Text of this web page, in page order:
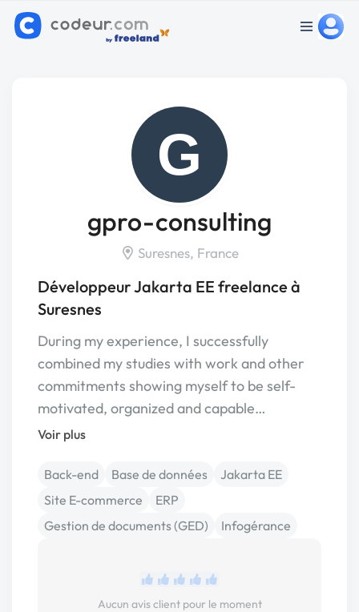
G
gpro-consulting
Suresnes, France
Développeur Jakarta EE freelance à
Suresnes
During my experience, I successfully
combined my studies with work and other
commitments showing myself to be self-
motivated, organized and capable…
Voir plus
Back-end Base de données
Jakarta EE
Site E-commerce
ERP
Gestion de documents (GED)
Infogérance
Aucun avis client pour le moment